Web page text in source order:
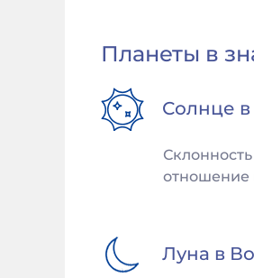
Планеты в
Солнце в
отношение
Луна в